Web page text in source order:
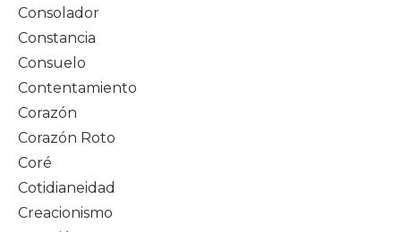
Consolador
Constancia
Consuelo
Contentamiento
Corazón
Corazón Roto
Coré
Cotidianeidad
Creacionismo